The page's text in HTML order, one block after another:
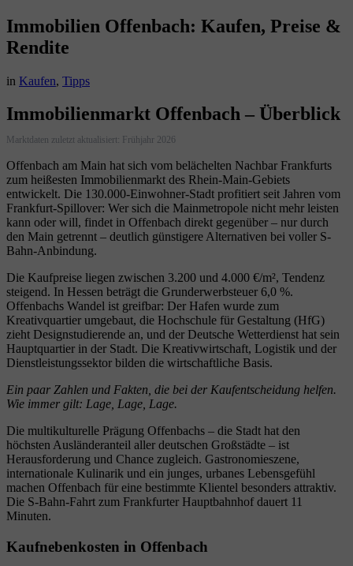
Immobilien Offenbach: Kaufen, Preise &
Rendite
in Kaufen, Tipps
Immobilienmarkt Offenbach – Überblick
Marktdaten zuletzt aktualisiert: Frühjahr 2026
Offenbach am Main hat sich vom belächelten Nachbar Frankfurts
zum heißesten Immobilienmarkt des Rhein-Main-Gebiets
entwickelt. Die 130.000-Einwohner-Stadt profitiert seit Jahren vom
Frankfurt-Spillover: Wer sich die Mainmetropole nicht mehr leisten
kann oder will, findet in Offenbach direkt gegenüber – nur durch
den Main getrennt – deutlich günstigere Alternativen bei voller S-
Bahn-Anbindung.
Die Kaufpreise liegen zwischen 3.200 und 4.000 €/m², Tendenz
steigend. In Hessen beträgt die Grunderwerbsteuer 6,0 %.
Offenbachs Wandel ist greifbar: Der Hafen wurde zum
Kreativquartier umgebaut, die Hochschule für Gestaltung (HfG)
zieht Designstudierende an, und der Deutsche Wetterdienst hat sein
Hauptquartier in der Stadt. Die Kreativwirtschaft, Logistik und der
Dienstleistungssektor bilden die wirtschaftliche Basis.
Ein paar Zahlen und Fakten, die bei der Kaufentscheidung helfen.
Wie immer gilt: Lage, Lage, Lage.
Die multikulturelle Prägung Offenbachs – die Stadt hat den
höchsten Ausländeranteil aller deutschen Großstädte – ist
Herausforderung und Chance zugleich. Gastronomieszene,
internationale Kulinarik und ein junges, urbanes Lebensgefühl
machen Offenbach für eine bestimmte Klientel besonders attraktiv.
Die S-Bahn-Fahrt zum Frankfurter Hauptbahnhof dauert 11
Minuten.
Kaufnebenkosten in Offenbach